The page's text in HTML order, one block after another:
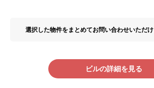
選択した物件をまとめてお問い合わせいただ
ビルの詳細を見る